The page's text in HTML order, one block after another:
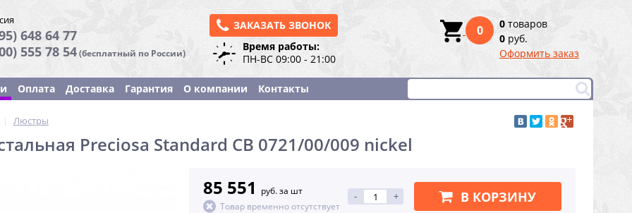
648 64 77
555 78 54(бесплатный по России)
ЗАКАЗАТЬ ЗВОНОК
Время работы:
ПН-ВС 09:00 - 21:00
0 0 товаров
0 руб.
Оформить заказ
Оплата Доставка Гарантия О компании Контакты
| Люстры
Preciosa Standard CB 0721/00/009 nickel
85 551
руб. за шт
Товар временно отсутствует
- + В КОРЗИНУ